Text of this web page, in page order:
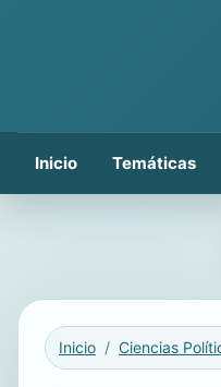
Inicio Temáticas
Inicio Ciencias